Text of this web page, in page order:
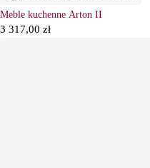
Meble kuchenne Arton II
3 317,00 zł